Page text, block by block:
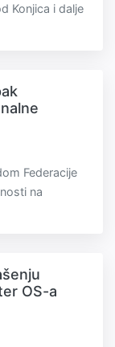
Konjica i dalje
Federacije
na
OS-a